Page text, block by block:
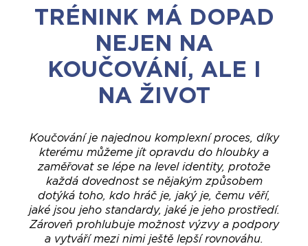
TRÉNINK MÁ DOPAD
NEJEN NA
KOUČOVÁNÍ, ALE I
NA ŽIVOT
Koučování je najednou komplexní proces, díky
kterému můžeme jít opravdu do hloubky a
zaměřovat se lépe na level identity, protože
každá dovednost se nějakým způsobem
dotýká toho, kdo hráč je, jaký je, čemu věří,
jaké jsou jeho standardy, jaké je jeho prostředí.
Zároveň prohlubuje možnost výzvy a podpory
a vytváří mezi nimi ještě lepší rovnováhu.